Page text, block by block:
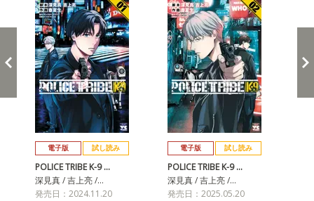
電子版 試し読み
POLICE TRIBE K-9 …
深見真 / 吉上亮 /…
発売日：2024.11.20
電子版 試し読み
POLICE TRIBE K-9 …
深見真 / 吉上亮 /…
発売日：2025.05.20